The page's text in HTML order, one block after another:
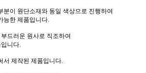
이 원단소재와 동일 색상으로 진행하여
능한 제품입니다.
드러운 원사로 직조하여
니다.
서 제작된 제품입니다.